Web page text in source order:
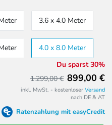
3.6 x 4.0 Meter
4.0 x 8.0 Meter
Du sparst 30%
1.299,00 € 899,00 €
inkl. MwSt. - kostenloser Versand
nach DE & AT
Ratenzahlung mit easyCredit